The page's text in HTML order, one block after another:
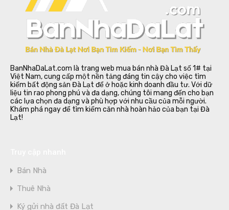
BanNhaDaLat.com là trang web mua bán nhà Đà Lạt số 1# tại
Việt Nam, cung cấp một nền tảng đáng tin cậy cho việc tìm
kiếm bất động sản Đà Lạt để ở hoặc kinh doanh đầu tư. Với dữ
liệu tin rao phong phú và đa dạng, chúng tôi mang đến cho bạn
các lựa chọn đa dạng và phù hợp với nhu cầu của mỗi người.
Khám phá ngay để tìm kiếm căn nhà hoàn hảo của bạn tại Đà
Lạt!
Bán Nhà
Thuê Nhà
Ký gửi nhà đất Đà Lạt